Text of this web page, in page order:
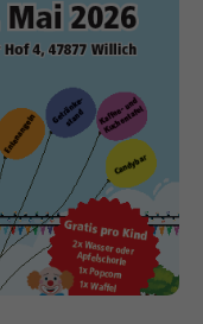
adipiscing elit.
massa. Cum sociis
nascetur